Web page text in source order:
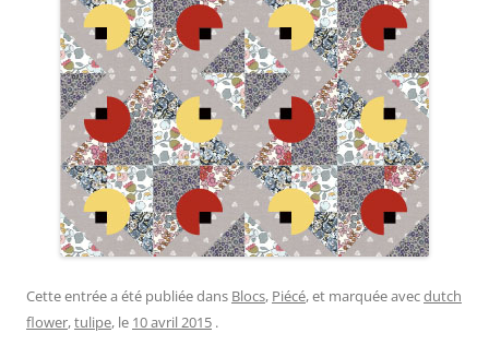
Cette entrée a été publiée dans Blocs, Piécé, et marquée avecdutch
flower,tulipe, le 10 avril 2015 .